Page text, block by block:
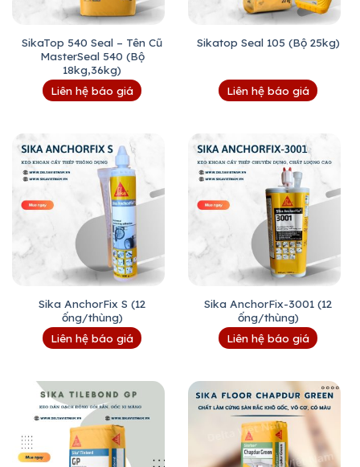
SikaTop 540 Seal – Tên Cũ
MasterSeal 540 (Bộ
18kg,36kg)
Liên hệ báo giá
Sikatop Seal 105 (Bộ 25kg)
Liên hệ báo giá
Sika AnchorFix S (12
ống/thùng)
Liên hệ báo giá
Sika AnchorFix-3001 (12
ống/thùng)
Liên hệ báo giá